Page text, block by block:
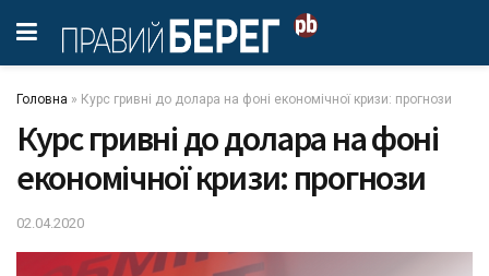
Головна » Курс гривні до долара на фоні економічної кризи: прогнози
Курс гривні до долара на фоні
економічної кризи: прогнози
02.04.2020